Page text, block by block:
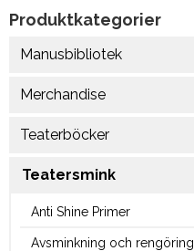
Produktkategorier
Manusbibliotek
Merchandise
Teaterböcker
Teatersmink
Anti Shine Primer
Avsminkning och rengöring